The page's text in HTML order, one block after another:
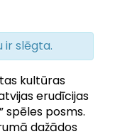
ir slēgta.
kultūras
erudīcijas
spēles posms.
dažādos